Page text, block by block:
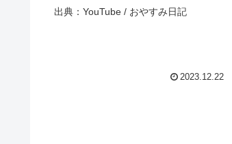
出典：YouTube / おやすみ日記
2023.12.22